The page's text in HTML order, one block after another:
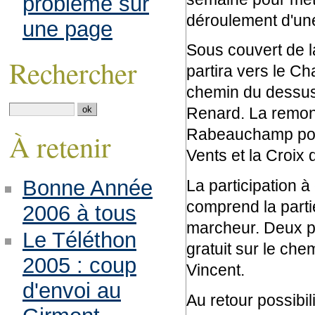
déroulement
Sous couvert de
partira vers le
chemin du
Renard. La
Rabeauchamp
Vents et la Croix
La participation
comprend la
marcheur. Deux
gratuit sur le
Vincent.
Au retour
une page
Rechercher
À retenir
Bonne Année
2006 à tous
Le Téléthon
2005 : coup
d'envoi au